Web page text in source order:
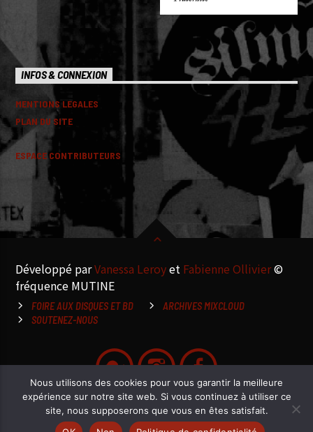
INFOS & CONNEXION
MENTIONS LEGALES
PLAN DU SITE
ESPACE CONTRIBUTEURS
Développé parVanessa Leroyet Fabienne Ollivier©
fréquence MUTINE
FOIRE AUX DISQUES ET BD
ARCHIVES MIXCLOUD
SOUTENEZ-NOUS
Nous utilisons des cookies pour vous garantir la meilleure
expérience sur notre site web. Si vous continuez à utiliser ce
site, nous supposerons que vous en êtes satisfait.